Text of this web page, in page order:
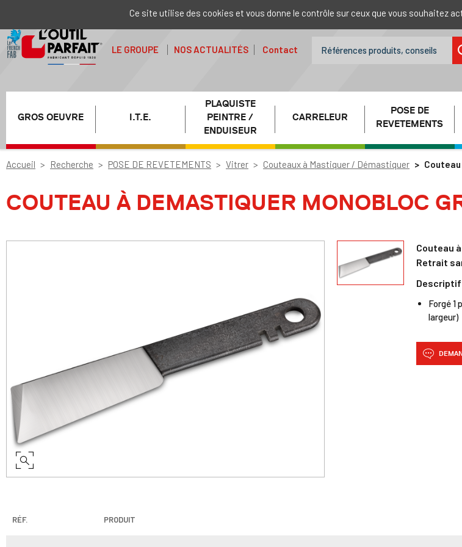
LE GROUPE NOS ACTUALITÉS Contact
GROS OEUVRE I.T.E.
PLAQUISTE
PEINTRE /
ENDUISEUR
CARRELEUR
POSE DE
REVETEMENTS
Accueil Recherche POSE DE REVETEMENTS Vitrer Couteaux à Mastiquer / Démastiquer
COUTEAU À DEMASTIQUER MONOBLOC
Couteau
Retrait
Descriptif
Forgé 1
largeur)
RÉF. PRODUIT
Ce site utilise des cookies et vous donne le contrôle sur ceux que vous souhaitez